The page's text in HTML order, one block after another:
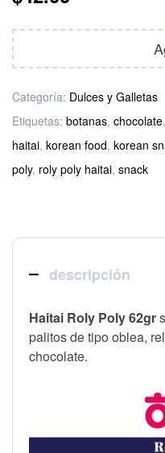
Categoría: Dulces y Galletas
Etiquetas: botanas, chocolate,
haitai, korean food, korean
poly, roly poly haitai, snack
descripción
Haitai Roly Poly 62grs
palitos de tipo oblea,
chocolate.